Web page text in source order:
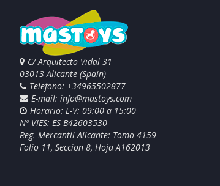
C/ Arquitecto Vidal 31
03013 Alicante (Spain)
Telefono: +34965502877
E-mail: info@mastoys.com
Horario: L-V: 09:00 a 15:00
Nº VIES: ES-B42603530
Reg. Mercantil Alicante: Tomo 4159
Folio 11, Seccion 8, Hoja A162013